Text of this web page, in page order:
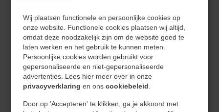
Ik ga akkoord met het verzenden, opslaan
en verwerken van de ingevulde gegevens
zoals omschreven in de privacy policy van
Wij plaatsen functionele en persoonlijke cookies op
onze website. Functionele cookies plaatsen wij altijd,
omdat deze noodzakelijk zijn om de website goed te
laten werken en het gebruik te kunnen meten.
Persoonlijke cookies worden gebruikt voor
gepersonaliseerde en niet-gepersonaliseerde
advertenties. Lees hier meer over in onze
privacyverklaring en onscookiebeleid
Door op 'Accepteren' te klikken, ga je akkoord met